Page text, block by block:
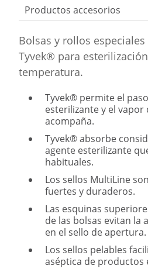
Productos accesorios
Bolsas y rollos
Tyvek® para
temperatura.
Tyvek® permite el
esterilizante y el
acompaña.
Tyvek® absorbe
agente esterilizante
habituales.
Los sellos MultiLine
fuertes y duraderos.
Las esquinas
de las bolsas evitan la
en el sello de apertura.
Los sellos pelables
aséptica de productos